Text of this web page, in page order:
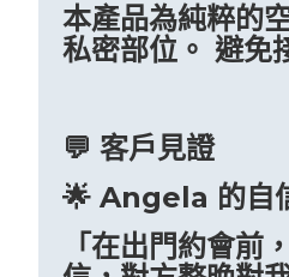
本產品為純粹的
私密部位。 避免
💬 客戶見證
🌟 Angela 的自
「在出門約會